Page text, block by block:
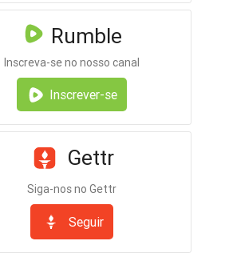
Rumble
Inscreva-se no nosso canal
Inscrever-se
Gettr
Siga-nos no Gettr
Seguir